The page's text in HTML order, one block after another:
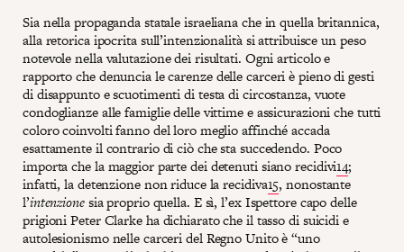
Sia nella propaganda statale israeliana che in quella britannica,
alla retorica ipocrita sull’intenzionalità si attribuisce un peso
notevole nella valutazione dei risultati. Ogni articolo e
rapporto che denuncia le carenze delle carceri è pieno di gesti
di disappunto e scuotimenti di testa di circostanza, vuote
condoglianze alle famiglie delle vittime e assicurazioni che tutti
coloro coinvolti fanno del loro meglio affinché accada
esattamente il contrario di ciò che sta succedendo. Poco
importa che la maggior parte dei detenuti siano recidivi14;
infatti, la detenzione non riduce la recidiva15, nonostante
l’intenzionesia proprio quella. E sì, l’ex Ispettore capo delle
prigioni Peter Clarke ha dichiarato che il tasso di suicidi e
autolesionismo nelle carceri del Regno Unito è “uno